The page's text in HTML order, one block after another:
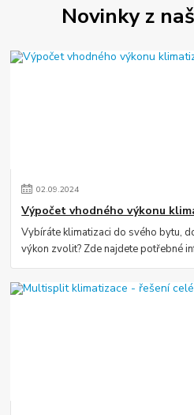
Novinky z
02.09.2024
Výpočet vhodného výkonu
Vybíráte klimatizaci do svého bytu,
výkon zvolit? Zde najdete potřebné